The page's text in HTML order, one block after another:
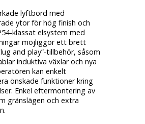
lyftbord med
ytor för hög finish och
klassat elsystem med
möjliggör ett brett
and play”-tillbehör, såsom
induktiva växlar och nya
kan enkelt
önskade funktioner kring
Enkel eftermontering av
gränslägen och extra